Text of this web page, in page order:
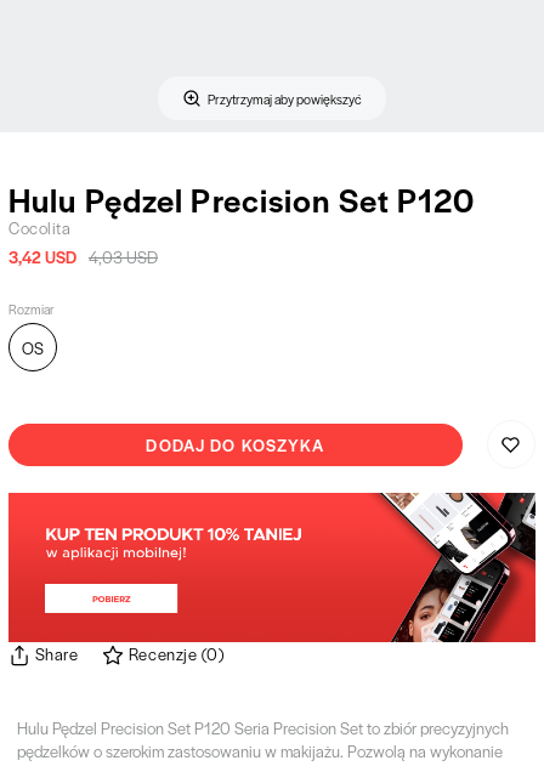
Przytrzymaj aby powiększyć
Hulu Pędzel Precision Set P120
Cocolita
3,42 USD 4,03 USD
Rozmiar
OS
DODAJ DO KOSZYKA
Share Recenzje (0)
Hulu Pędzel Precision Set P120 Seria Precision Set to zbiór precyzyjnych
pędzelków o szerokim zastosowaniu w makijażu. Pozwolą na wykonanie